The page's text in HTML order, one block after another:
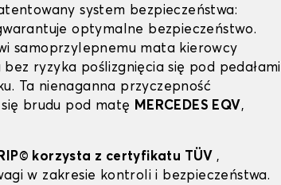
system bezpieczeństwa:
optymalne bezpieczeństwo.
samoprzylepnemu mata kierowcy
ryzyka poślizgnięcia się pod pedałami
Ta nienaganna przyczepność
brudu pod matę MERCEDES EQV,
korzysta z certyfikatu TÜV,
w zakresie kontroli i bezpieczeństwa.